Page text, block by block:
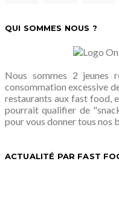
QUI SOMMES NOUS ?
Nous sommes 2 jeunes
consommation excessive
restaurants aux fast food,
pourrait qualifier de
pour vous donner tous nos
ACTUALITÉ PAR FAST